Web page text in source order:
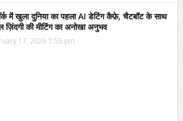
में खुला दुनिया का पहला AI डेटिंग कैफ़े, चैटबॉट के साथ
की मीटिंग का अनोखा अनुभव
17, 2026 1:55 pm